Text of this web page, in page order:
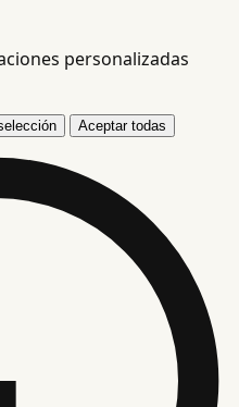
personalizadas
Aceptar todas